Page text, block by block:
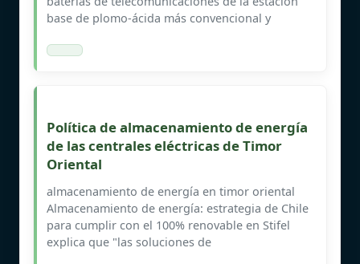
base de plomo-ácida más convencional y
Política de almacenamiento de energía
de las centrales eléctricas de Timor
Oriental
almacenamiento de energía en timor oriental
Almacenamiento de energía: estrategia de Chile
para cumplir con el 100% renovable en Stifel
explica que "las soluciones de